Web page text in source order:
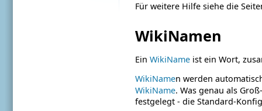
Für weitere Hilfe siehe die
WikiNamen
Ein WikiNameist ein Wort,
WikiNamen werden
WikiName. Was genau als
festgelegt - die Standard-